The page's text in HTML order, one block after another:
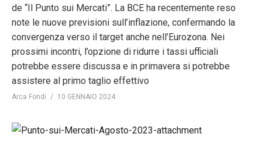
de “Il Punto sui Mercati”. La BCE ha recentemente reso
note le nuove previsioni sull’inflazione, confermando la
convergenza verso il target anche nell’Eurozona. Nei
prossimi incontri, l’opzione di ridurre i tassi ufficiali
potrebbe essere discussa e in primavera si potrebbe
assistere al primo taglio effettivo
Arca Fondi 10 GENNAIO 2024